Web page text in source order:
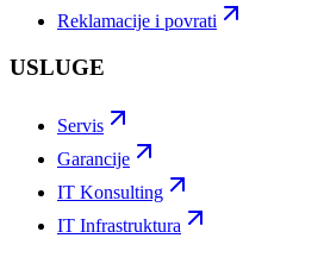
Reklamacije i povrati
USLUGE
Servis
Garancije
IT Konsulting
IT Infrastruktura